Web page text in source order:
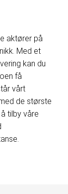
aktører på
Med et
kan du
få
vårt
de største
tilby våre